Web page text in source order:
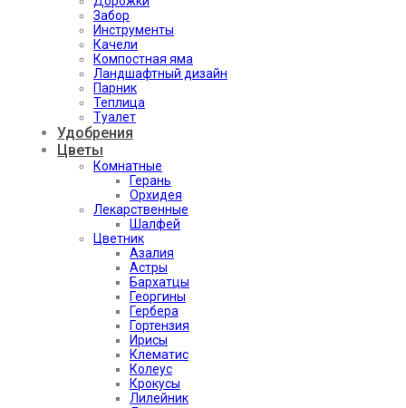
Забор
Инструменты
Качели
Компостная яма
Ландшафтный дизайн
Парник
Теплица
Туалет
Удобрения
Цветы
Комнатные
Герань
Орхидея
Лекарственные
Шалфей
Цветник
Азалия
Астры
Бархатцы
Георгины
Гербера
Гортензия
Ирисы
Клематис
Колеус
Крокусы
Лилейник